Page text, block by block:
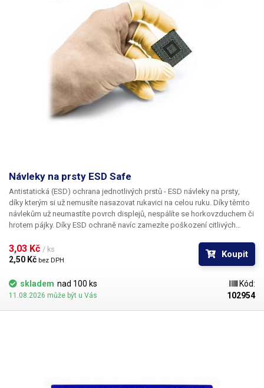
Návleky na prsty ESD Safe
Antistatická (ESD) ochrana jednotlivých prstů - ESD návleky na prsty,
díky kterým si už nemusíte nasazovat rukavici na celou ruku. Díky těmto
návlekům už neumastíte povrch displejů, nespálíte se horkovzduchem či
hrotem pájky. Díky ESD ochraně navíc zamezíte poškození citlivých
pracovištím.
3,03 Kč / ks
2,50 Kč bez DPH
Koupit
skladem nad 100 ks
11.08.2026 může být u Vás
Kód:
102954